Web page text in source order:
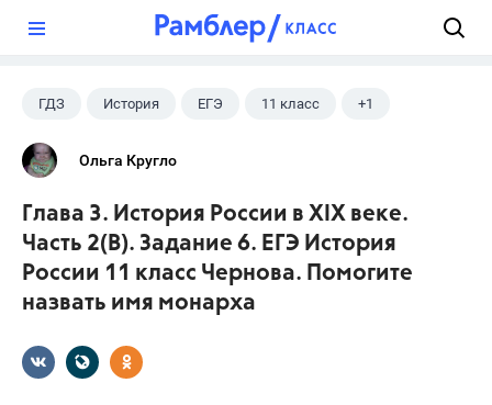
ГДЗ История ЕГЭ 11 класс +1
Чернова М.Н.
Ольга Кругло
Глава 3. История России в XIX веке.
Часть 2(B). Задание 6. ЕГЭ История
России 11 класс Чернова. Помогите
назвать имя монарха